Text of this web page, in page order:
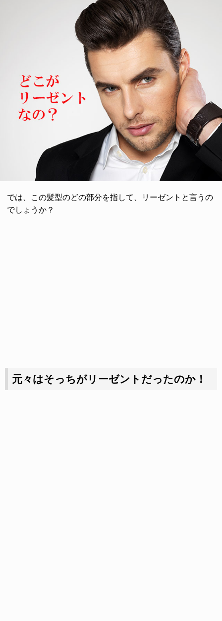
では、この髪型のどの部分を指して、リーゼントと言うの
でしょうか？
元々はそっちがリーゼントだったのか！